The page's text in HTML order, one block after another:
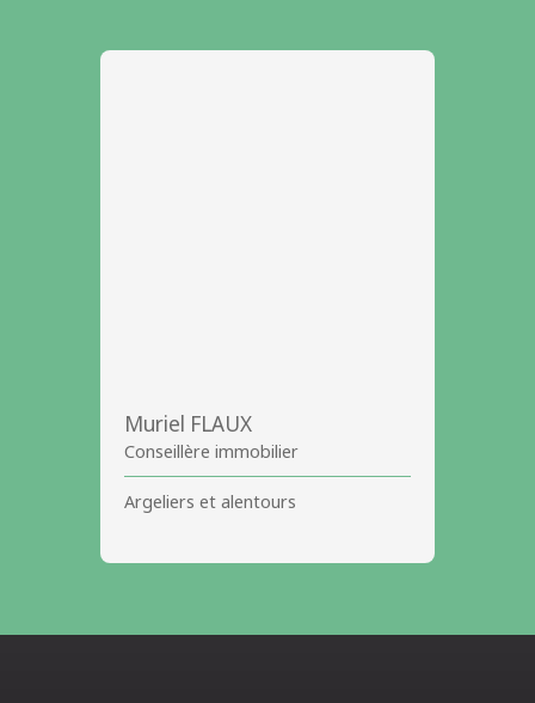
Muriel FLAUX
Conseillère immobilier
Argeliers et alentours